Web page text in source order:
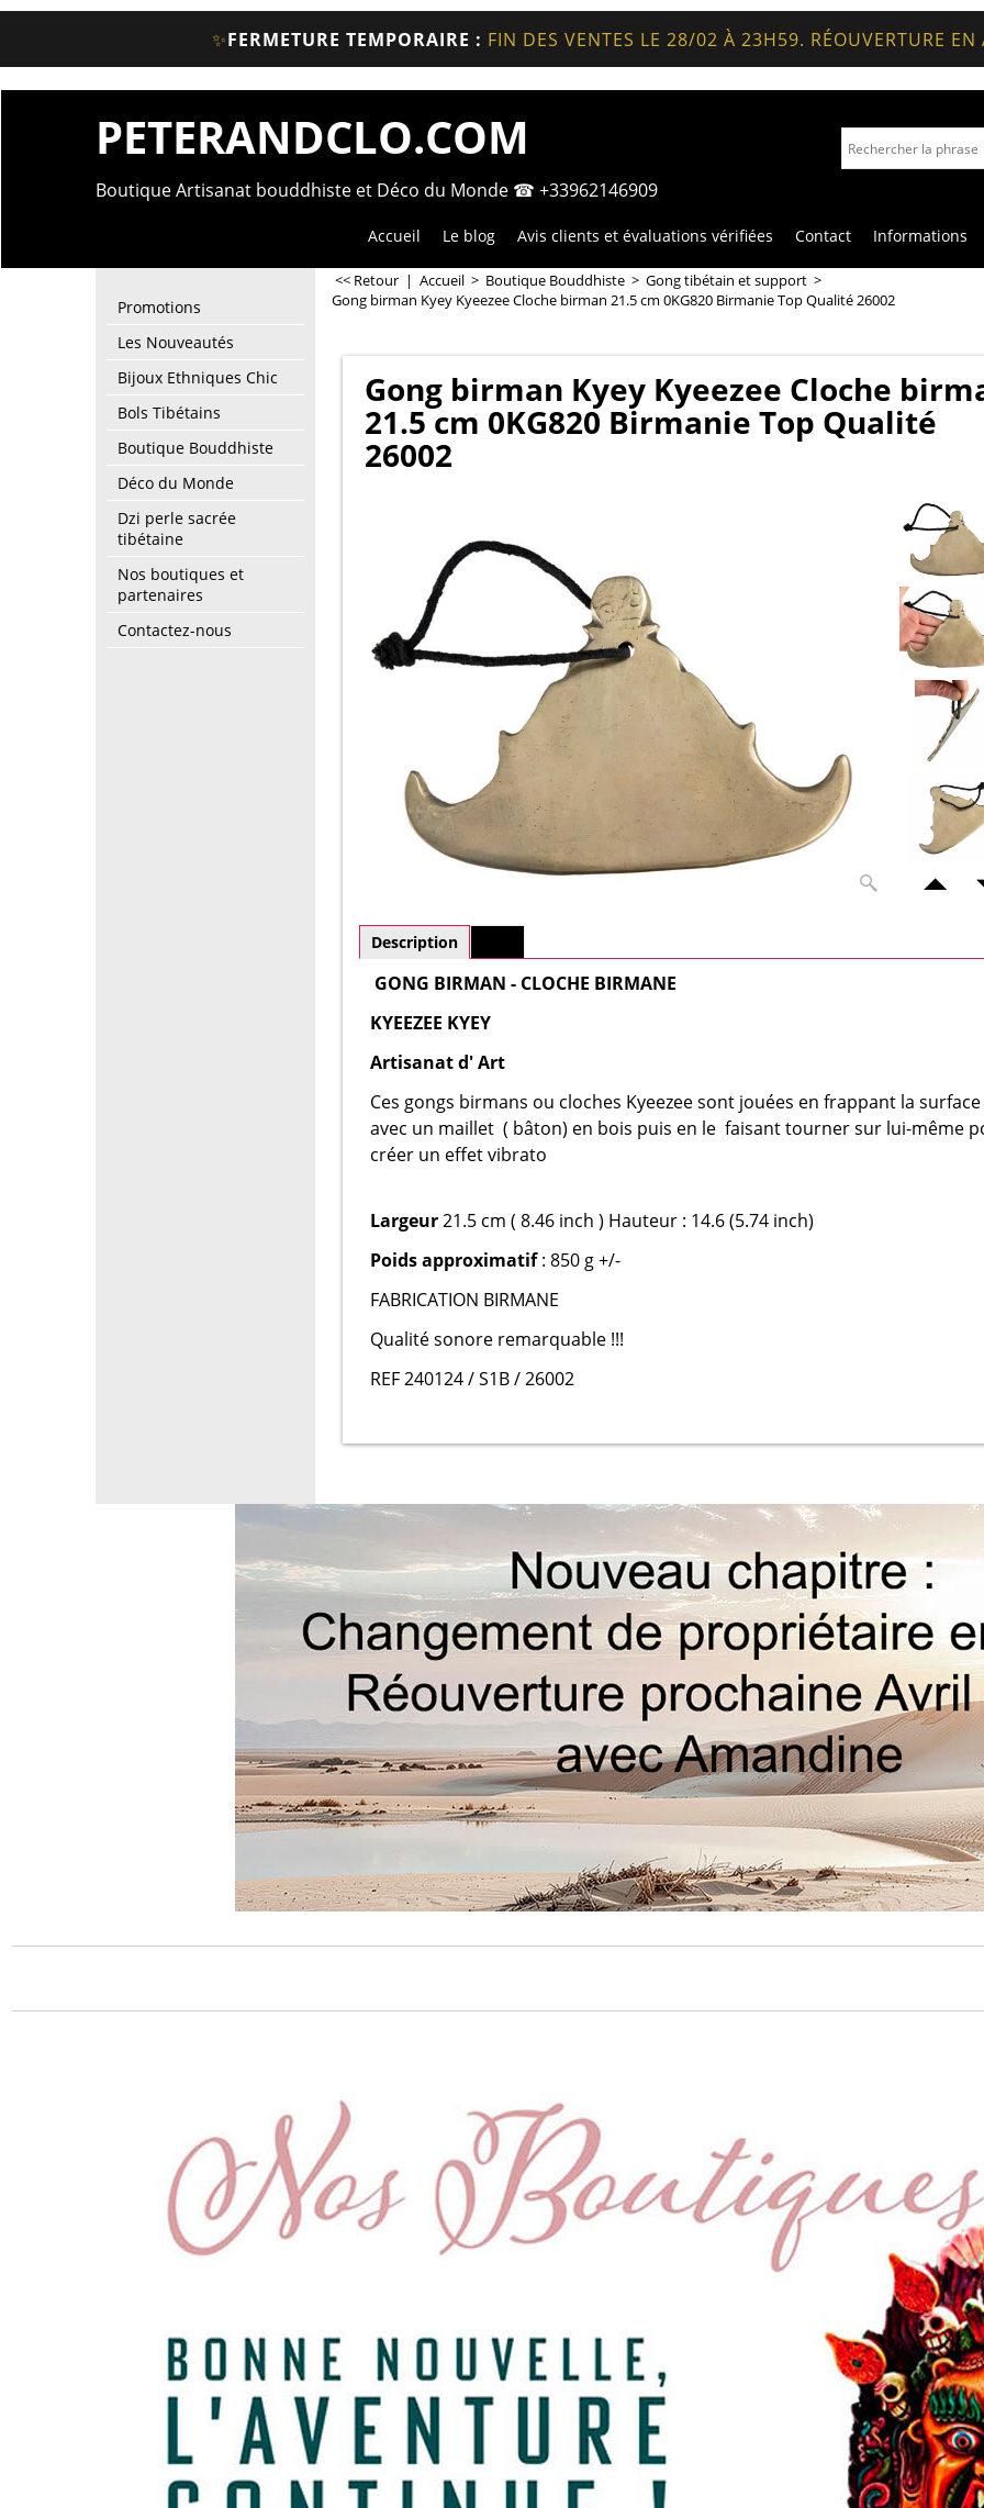
✨FERMETURE TEMPORAIRE : FIN DES VENTES LE 28/02 À 23H59. RÉOUVERTURE
PETERANDCLO.COM
Boutique Artisanat bouddhiste et Déco du Monde ☎ +33962146909
Accueil Le blog Avis clients et évaluations vérifiées Contact Informations
Promotions
Les Nouveautés
Bijoux Ethniques Chic
Bols Tibétains
Boutique Bouddhiste
Déco du Monde
Dzi perle sacrée
tibétaine
Nos boutiques et
partenaires
Contactez-nous
<< Retour | Accueil > Boutique Bouddhiste > Gong tibétain et support >
Gong birman Kyey Kyeezee Cloche birman 21.5 cm 0KG820 Birmanie Top Qualité 26002
Gong birman Kyey Kyeezee Cloche
21.5 cm 0KG820 Birmanie Top Qualité
26002
Description
GONG BIRMAN - CLOCHE BIRMANE
KYEEZEE KYEY
Artisanat d' Art
Ces gongs birmans ou cloches Kyeezee sont jouées en frappant la surface
avec un maillet ( bâton) en bois puis en le faisant tourner sur lui-même
créer un effet vibrato
Largeur21.5 cm ( 8.46 inch ) Hauteur : 14.6 (5.74 inch)
Poids approximatif: 850 g +/-
FABRICATION BIRMANE
Qualité sonore remarquable !!!
REF 240124 / S1B / 26002